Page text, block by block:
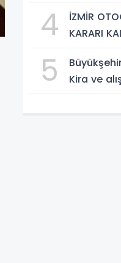
4
İZMİR
KARARI
5
Kira ve